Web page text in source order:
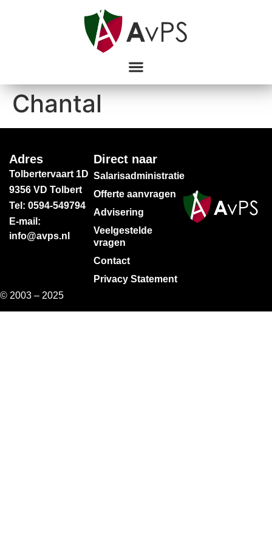
Chantal
Adres
Tolbertervaart 1D
9356 VD Tolbert
Tel: 0594-549794
E-mail:
info@avps.nl
Direct naar
Salarisadministratie
Offerte aanvragen
Advisering
Veelgestelde
vragen
Contact
Privacy Statement
© 2003 – 2025